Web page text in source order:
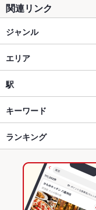
関連リンク
ジャンル
居酒屋
和風
松江 × 居酒屋
松江 × 和風
松江駅 × 居酒屋
松江駅 × 和風
エリア
松江駅
松江駅 × 居酒屋
松江駅 × 和風
島根 × 居酒屋
駅
乃木駅
松江駅
松江しんじ湖温泉駅
キーワード
からあげ
ランキング
島根のグルメランキング
島根の居酒屋ランキング